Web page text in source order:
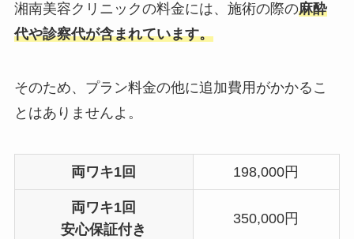
湘南美容クリニックの料金には、施術の際の麻酔
代や診察代が含まれています。
そのため、プラン料金の他に追加費用がかかるこ
とはありませんよ。
両ワキ1回 198,000円
両ワキ1回
安心保証付き
350,000円